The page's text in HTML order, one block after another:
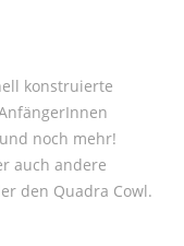
konstruierte
noch mehr!
auch andere
den Quadra Cowl.